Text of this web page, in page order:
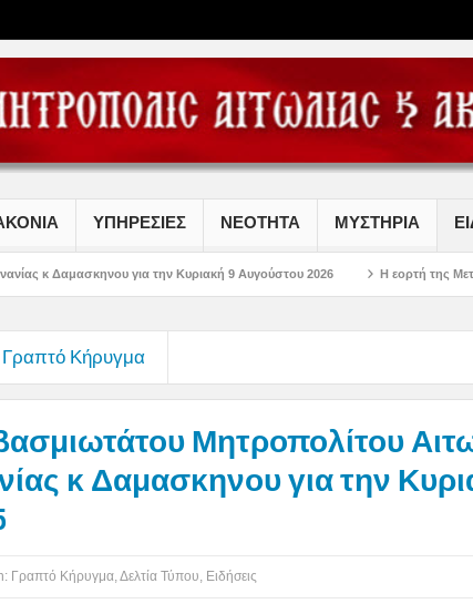
ΥΠΗΡΕΣΙΕΣ ΝΕΟΤΗΤΑ ΜΥΣΤΗΡΙΑ
για την Κυριακή 9 Αυγούστου 2026 Η εορτή της Μεταμορφώσεως του
Γραπτό Κήρυγμα
Μητροπολίτου
κ Δαμασκηνου για την
Γραπτό Κήρυγμα,Δελτία Τύπου, Ειδήσεις